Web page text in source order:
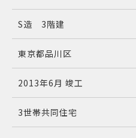
S造 3階建
東京都品川区
2013年6月 竣工
3世帯共同住宅